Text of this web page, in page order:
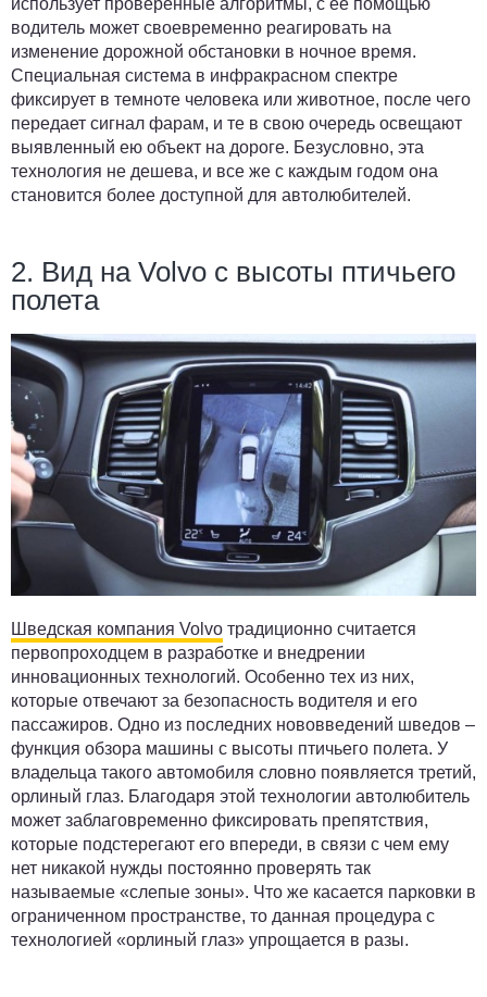
водитель может своевременно реагировать на
изменение дорожной обстановки в ночное время.
Специальная система в инфракрасном спектре
фиксирует в темноте человека или животное, после чего
передает сигнал фарам, и те в свою очередь освещают
выявленный ею объект на дороге. Безусловно, эта
технология не дешева, и все же с каждым годом она
становится более доступной для автолюбителей.
2. Вид на Volvo с высоты птичьего
полета
Шведская компания Volvo традиционно считается
первопроходцем в разработке и внедрении
инновационных технологий. Особенно тех из них,
которые отвечают за безопасность водителя и его
пассажиров. Одно из последних нововведений шведов –
функция обзора машины с высоты птичьего полета. У
владельца такого автомобиля словно появляется третий,
орлиный глаз. Благодаря этой технологии автолюбитель
может заблаговременно фиксировать препятствия,
которые подстерегают его впереди, в связи с чем ему
нет никакой нужды постоянно проверять так
называемые «слепые зоны». Что же касается парковки в
ограниченном пространстве, то данная процедура с
технологией «орлиный глаз» упрощается в разы.